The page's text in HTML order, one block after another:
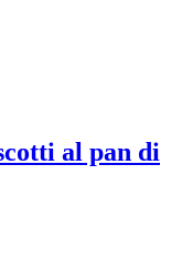
al pan di